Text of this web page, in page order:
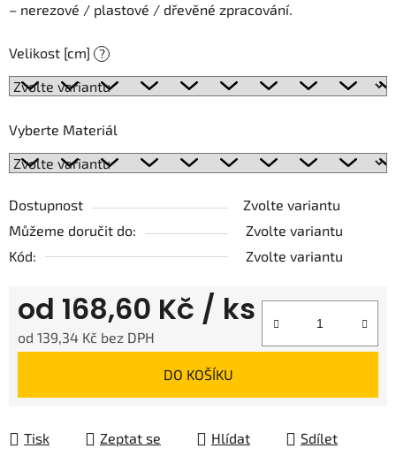
– nerezové / plastové / dřevěné zpracování.
Velikost [cm] ?
Vyberte Materiál
Dostupnost
Zvolte variantu
Můžeme doručit do:
Zvolte variantu
Kód:
Zvolte variantu
od 168,60 Kč / ks
od 139,34 Kč bez DPH
DO KOŠÍKU
Tisk Zeptat se Hlídat Sdílet